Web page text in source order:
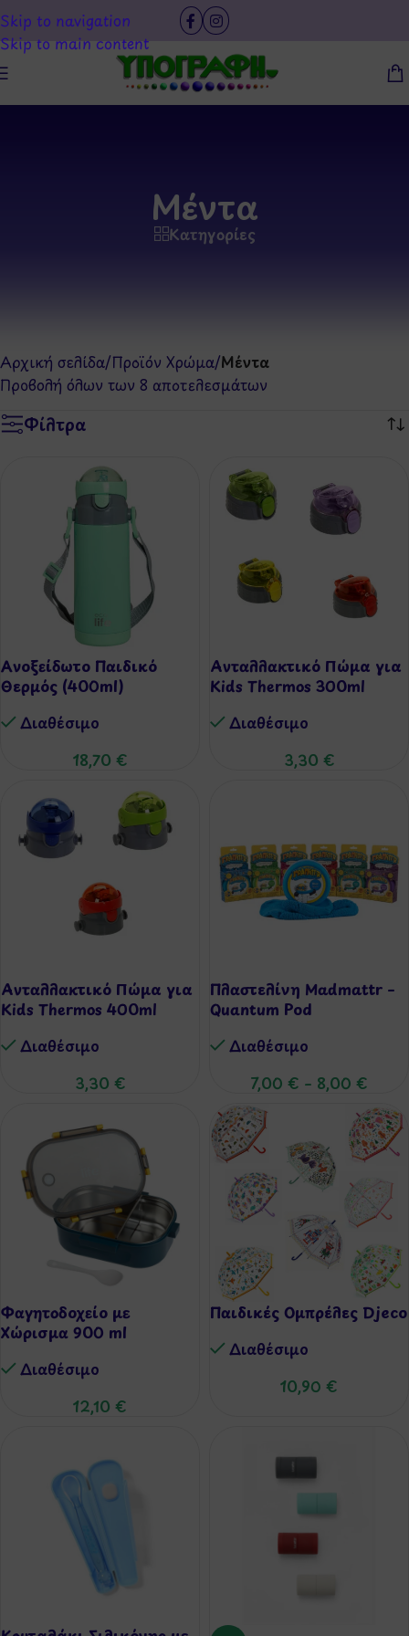
Skip to navigation
Skip to main content
Μέντα
Κατηγορίες
Αρχική σελίδα/Προϊόν Χρώμα/Μέντα
Προβολή όλων των 8 αποτελεσμάτων
Φίλτρα
Ανοξείδωτο Παιδικό
Θερμός (400ml)
Διαθέσιμo
18,70 €
Aνταλλακτικό Πώμα για
Kids Thermos 300ml
Διαθέσιμo
3,30 €
Aνταλλακτικό Πώμα για
Kids Thermos 400ml
Διαθέσιμo
3,30 €
Πλαστελίνη Madmattr –
Quantum Pod
Διαθέσιμo
7,00 € – 8,00 €
Φαγητοδοχείο με
Χώρισμα 900 ml
Διαθέσιμo
12,10 €
Παιδικές Ομπρέλες Djeco
Διαθέσιμo
10,90 €